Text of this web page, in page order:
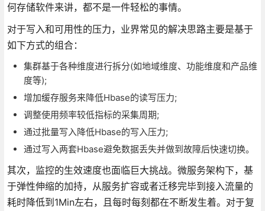
何存储软件来讲，都不是一件轻松的事情。
对于写入和可用性的压力，业界常见的解决思路主要是基于
如下方式的组合：
集群基于各种维度进行拆分(如地域维度、功能维度和产品维
度等);
增加缓存服务来降低Hbase的读写压力;
调整使用频率较低指标的采集周期;
通过批量写入降低Hbase的写入压力;
通过写入两套Hbase避免数据丢失并做到故障后快速切换。
其次，监控的生效速度也面临巨大挑战。微服务架构下，基
于弹性伸缩的加持，从服务扩容或者迁移完毕到接入流量的
耗时降低到1Min左右，且每时每刻都在不断发生着。对于复